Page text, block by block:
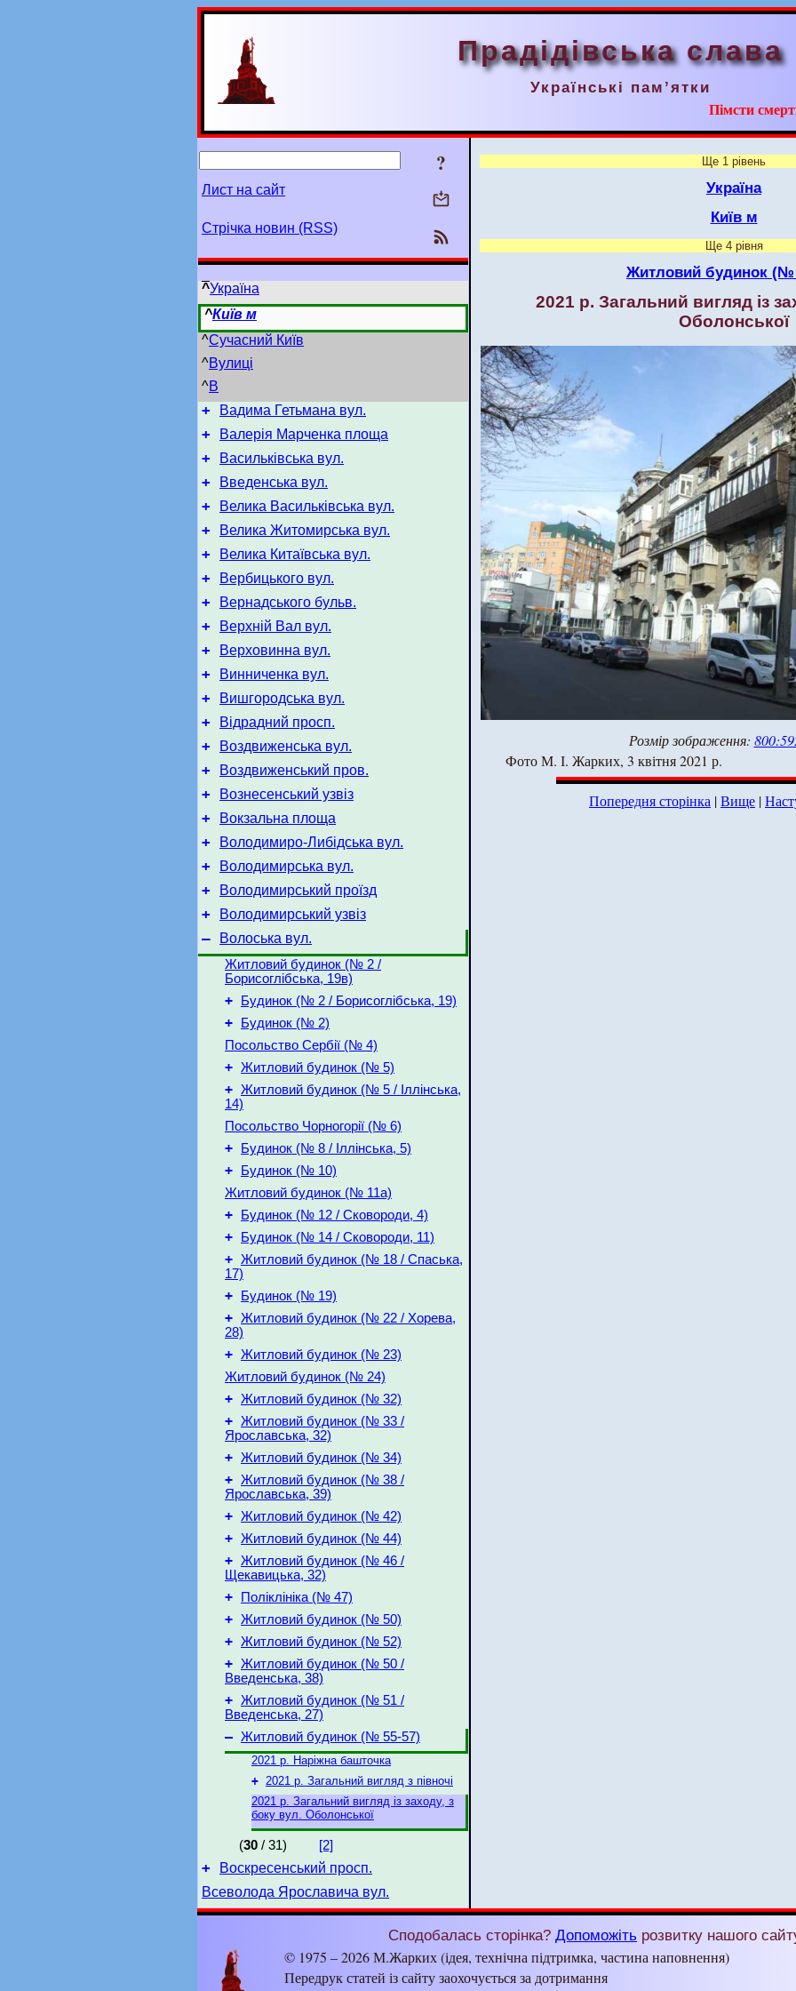
Прадідівська слава
Українські пам’ятки
Пімсти
?
Лист на сайт
Стрічка новин (RSS)
^Україна
^Київ м
^Сучасний Київ
^Вулиці
^В
+ Вадима Гетьмана вул.
+ Валерія Марченка площа
+ Васильківська вул.
+ Введенська вул.
+ Велика Васильківська вул.
+ Велика Житомирська вул.
+ Велика Китаївська вул.
+ Вербицького вул.
+ Вернадського бульв.
+ Верхній Вал вул.
+ Верховинна вул.
+ Винниченка вул.
+ Вишгородська вул.
+ Відрадний просп.
+ Воздвиженська вул.
+ Воздвиженський пров.
+ Вознесенський узвіз
+ Вокзальна площа
+ Володимиро-Либідська вул.
+ Володимирська вул.
+ Володимирський проїзд
+ Володимирський узвіз
– Волоська вул.
Житловий будинок (№ 2 /
Борисоглібська, 19в)
+ Будинок (№ 2 / Борисоглібська, 19)
+
Будинок (№ 2)
Посольство Сербії (№ 4)
+ Житловий будинок (№ 5)
+ Житловий будинок (№ 5 / Іллінська,
14)
Посольство Чорногорії (№ 6)
+ Будинок (№ 8 / Іллінська, 5)
+
Будинок (№ 10)
Житловий будинок (№ 11а)
+ Будинок (№ 12 / Сковороди, 4)
+ Будинок (№ 14 / Сковороди, 11)
+ Житловий будинок (№ 18 / Спаська,
17)
+ Будинок (№ 19)
+ Житловий будинок (№ 22 / Хорева,
28)
+ Житловий будинок (№ 23)
Житловий будинок (№ 24)
+ Житловий будинок (№ 32)
+ Житловий будинок (№ 33 /
Ярославська, 32)
+ Житловий будинок (№ 34)
+ Житловий будинок (№ 38 /
Ярославська, 39)
+ Житловий будинок (№ 42)
+ Житловий будинок (№ 44)
+ Житловий будинок (№ 46 /
Щекавицька, 32)
+ Поліклініка (№ 47)
+ Житловий будинок (№ 50)
+ Житловий будинок (№ 52)
+ Житловий будинок (№ 50 /
Введенська, 38)
+ Житловий будинок (№ 51 /
Введенська, 27)
– Житловий будинок (№ 55-57)
2021 р. Наріжна башточка
+ 2021 р. Загальний вигляд з півночі
2021 р. Загальний вигляд із заходу, з
боку вул. Оболонської
(30 / 31) [2]
+
Воскресенський просп.
Всеволода Ярославича вул.
Ще 1 рівень
Україна
Київ м
Ще 4 рівня
Житловий будинок (№
2021 р. Загальний вигляд із
Оболонської
Розмір зображення:
Фото М. І. Жарких, 3 квітня 2021 р.
Попередня сторінка |Вище |
Сподобалась сторінка? Допоможіть розвитку нашого
© 1975 – 2026 М.Жарких (ідея, технічна підтримка, частина наповнення)
Передрук статей із сайту заохочується за дотримання